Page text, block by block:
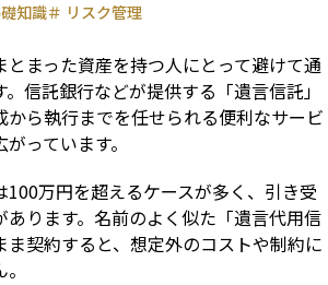
知識＃ リスク管理
とまった資産を持つ人にとって避けて通
信託銀行などが提供する「遺言信託」
から執行までを任せられる便利なサービ
っています。
100万円を超えるケースが多く、引き受
あります。名前のよく似た「遺言代用信
ま契約すると、想定外のコストや制約に